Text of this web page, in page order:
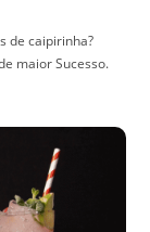
de caipirinha?
maior Sucesso.